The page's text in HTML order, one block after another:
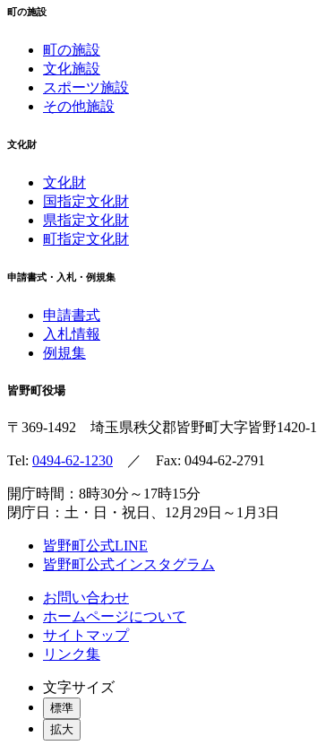
町の施設
町の施設
文化施設
スポーツ施設
その他施設
文化財
文化財
国指定文化財
県指定文化財
町指定文化財
申請書式・入札・例規集
申請書式
入札情報
例規集
皆野町役場
〒369-1492 埼玉県秩父郡皆野町 大字皆野1420-1
Tel: 0494-62-1230 ／ Fax: 0494-62-2791
開庁時間：8時30分～17時15分
閉庁日：土・日・祝日、12月29日～1月3日
皆野町公式LINE
皆野町公式インスタグラム
お問い合わせ
ホームページについて
サイトマップ
リンク集
文字サイズ
標準
拡大